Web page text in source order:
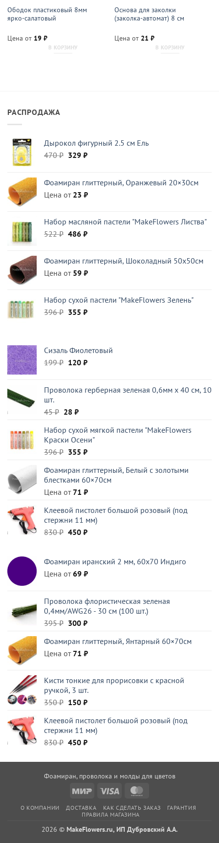
Ободок пластиковый 8мм
ярко-салатовый
Цена от 19 ₽
В КОРЗИНУ
Основа для заколки
(заколка-автомат) 8 см
Цена от 21 ₽
В КОРЗИНУ
РАСПРОДАЖА
Дырокол фигурный 2.5 см Ель
470₽ Первоначальная
470 ₽.
329 ₽Текущая
Фоамиран глиттерный, Оранжевый 20×30см
Цена от 23 ₽
Набор масляной пастели "MakeFlowers Листва"
522₽ Первоначальная
522 ₽.
486 ₽Текущая
Фоамиран глиттерный, Шоколадный 50x50см
Цена от 59 ₽
Набор сухой пастели "MakeFlowers Зелень"
396₽ Первоначальная
355 ₽Текущая
Сизаль Фиолетовый
199₽ Первоначальная
199 ₽.
120 ₽Текущая
Проволока герберная зеленая 0,6мм x 40 см, 10
шт.
45₽ Первоначальная
составляла
45 ₽.
28 ₽Текущая
28 ₽.
Набор сухой мягкой пастели "MakeFlowers
Краски Осени"
396₽ Первоначальная
составляла
396 ₽.
355 ₽Текущая
355 ₽.
Фоамиран глиттерный, Белый c золотыми
блестками 60×70см
Цена от 71 ₽
Клеевой пистолет большой розовый (под
стержни 11 мм)
830₽ Первоначальная
830 ₽.
450 ₽Текущая
Фоамиран иранский 2 мм, 60х70 Индиго
Цена от69 ₽
Проволока флористическая зеленая
0,4мм/AWG26 - 30 см (100 шт.)
395₽ Первоначальная
составляла
395 ₽.
300 ₽Текущая
300 ₽.
Фоамиран глиттерный, Янтарный 60×70см
Цена от 71 ₽
Кисти тонкие для прорисовки с красной
ручкой, 3 шт.
350₽ Первоначальная
составляла
350 ₽.
150 ₽Текущая
150 ₽.
Клеевой пистолет большой розовый (под
стержни 11 мм)
830₽ Первоначальная
составляла
450 ₽Текущая
450 ₽.
Фоамиран, проволока и молды для цветов
Mir
Visa
О КОМПАНИИ ДОСТАВКА КАК СДЕЛАТЬ ЗАКАЗ
ГАРАНТИЯ
ПРАВИЛА МАГАЗИНА
2026 © MakeFlowers.ru, ИП Дубровский А.А.